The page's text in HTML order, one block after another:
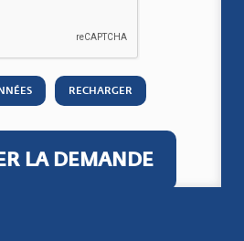
RECHARGER
LA DEMANDE